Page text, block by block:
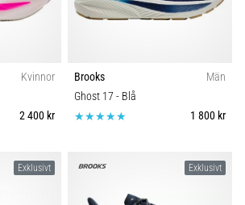
Kvinnor
2 400 kr
Brooks
Män
Ghost 17 - Blå
1 800 kr
Exklusivt Exklusivt